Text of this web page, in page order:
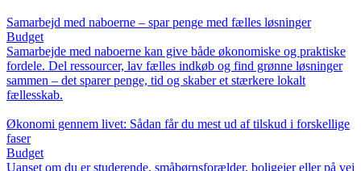
Samarbejd med naboerne – spar penge med fælles løsninger
Budget
Samarbejde med naboerne kan give både økonomiske og praktiske
fordele. Del ressourcer, lav fælles indkøb og find grønne løsninger
sammen – det sparer penge, tid og skaber et stærkere lokalt
fællesskab.
Økonomi gennem livet: Sådan får du mest ud af tilskud i forskellige
faser
Budget
Uanset om du er studerende, småbørnsforælder, boligejer eller på vej